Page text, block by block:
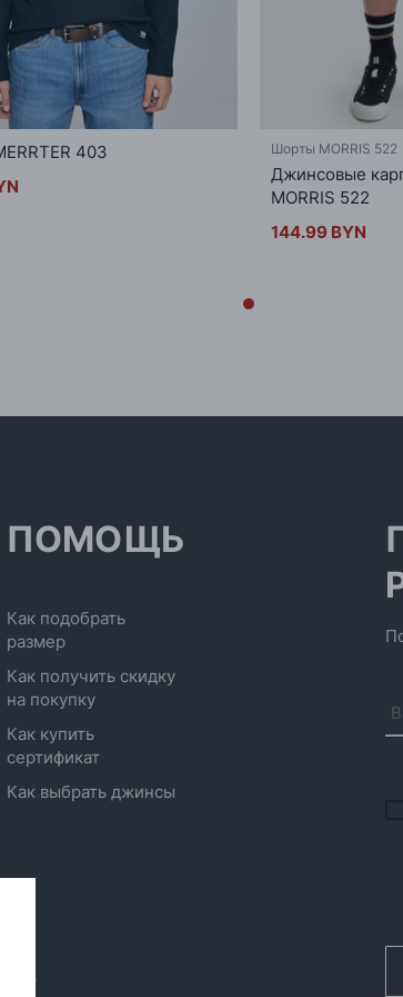
403
Шорты MORRIS 522
Джинсовые
MORRIS 522
144.99 BYN
ПОМОЩЬ
Как подобрать
размер
Как получить скидку
на покупку
Как купить
сертификат
Как выбрать джинсы